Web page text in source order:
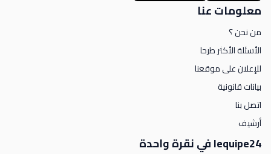
معلومات عنا
من نحن ؟
الأسئلة الأكثر طرحا
للإعلان على موقعنا
بيانات قانونية
اتصل بنا
أرشيف
lequipe24 في نقرة واحدة